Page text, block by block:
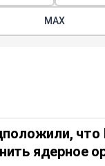
МАХ
что
ядерное